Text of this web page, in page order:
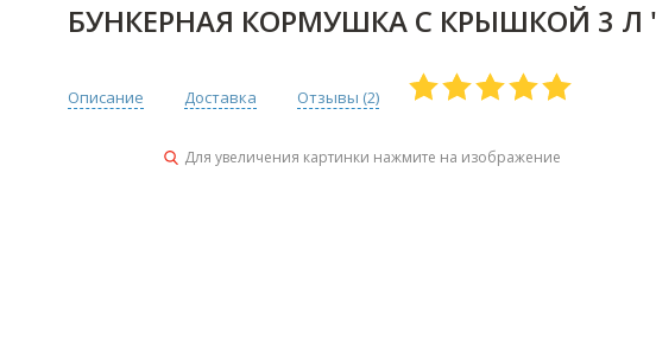
БУНКЕРНАЯ КОРМУШКА С КРЫШКОЙ 3 Л
Описание Доставка Отзывы (2)
Для увеличения картинки нажмите на изображение